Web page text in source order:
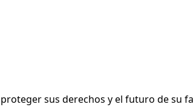
sus derechos y el futuro de su